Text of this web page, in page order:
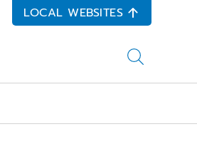
LOCAL WEBSITES